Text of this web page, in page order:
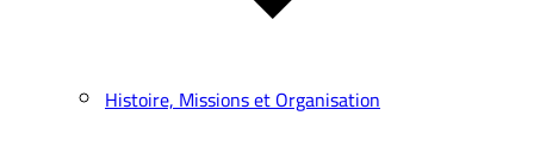
Histoire, Missions et Organisation